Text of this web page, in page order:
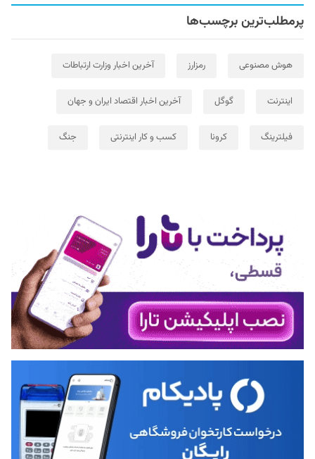
پرمطلب‌ترین برچسب‌ها
هوش مصنوعی رمزارز آخرین اخبار وزارت ارتباطات
اینترنت گوگل آخرین اخبار اقتصاد ایران و جهان
فیلترینگ کرونا کسب و کار اینترنتی جنگ